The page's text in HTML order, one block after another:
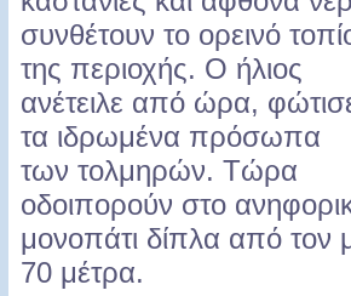
συνθέτουν το ορεινό
της περιοχής. Ο ήλιος
ανέτειλε από ώρα,
τα ιδρωμένα πρόσωπα
των τολμηρών. Τώρα
οδοιπορούν στο
μονοπάτι δίπλα από τον
70 μέτρα.